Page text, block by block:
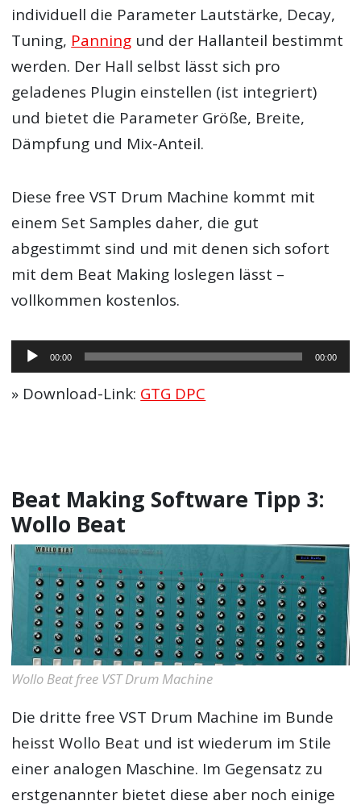
individuell die Parameter Lautstärke, Decay,
Tuning, Panning und der Hallanteil bestimmt
werden. Der Hall selbst lässt sich pro
geladenes Plugin einstellen (ist integriert)
und bietet die Parameter Größe, Breite,
Dämpfung und Mix-Anteil.
Diese free VST Drum Machine kommt mit
einem Set Samples daher, die gut
abgestimmt sind und mit denen sich sofort
mit dem Beat Making loslegen lässt –
vollkommen kostenlos.
Audio-
Player
00:00 00:00
» Download-Link: GTG DPC
Beat Making Software Tipp 3:
Wollo Beat
Wollo Beat free VST Drum Machine
Die dritte free VST Drum Machine im Bunde
heisst Wollo Beat und ist wiederum im Stile
einer analogen Maschine. Im Gegensatz zu
erstgenannter bietet diese aber noch einige